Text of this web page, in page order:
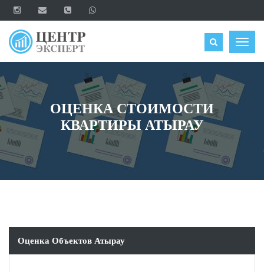
ОЦЕНИТЬ
ОЦЕНКА СТОИМОСТИ
КВАРТИРЫ АТЫРАУ
Оценка Объектов Атырау